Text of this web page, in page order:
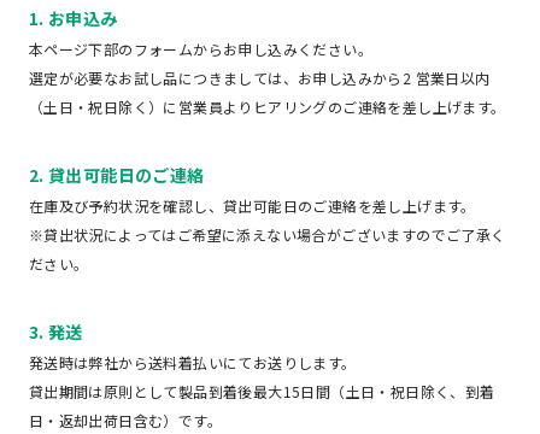
1. お申込み
本ページ下部のフォームからお申し込みください。
選定が必要なお試し品につきましては、お申し込みから2 営業日以内
（土日・祝日除く）に営業員よりヒアリングのご連絡を差し上げます。
2. 貸出可能日のご連絡
在庫及び予約状況を確認し、貸出可能日のご連絡を差し上げます。
※貸出状況によってはご希望に添えない場合がございますのでご了承く
ださい。
3. 発送
発送時は弊社から送料着払いにてお送りします。
貸出期間は原則として製品到着後最大15日間（土日・祝日除く、到着
日・返却出荷日含む）です。